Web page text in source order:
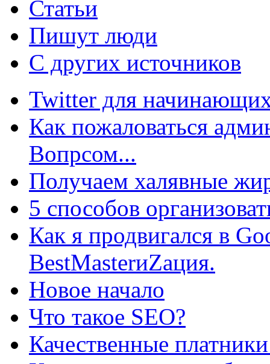
Статьи
Пишут люди
С других источников
Twitter для
Как пожаловаться
Вопрсом...
Получаем халявные
5 способов
Как я продвигался в
BestMasterиZация.
Новое начало
Что такое SEO?
Качественные